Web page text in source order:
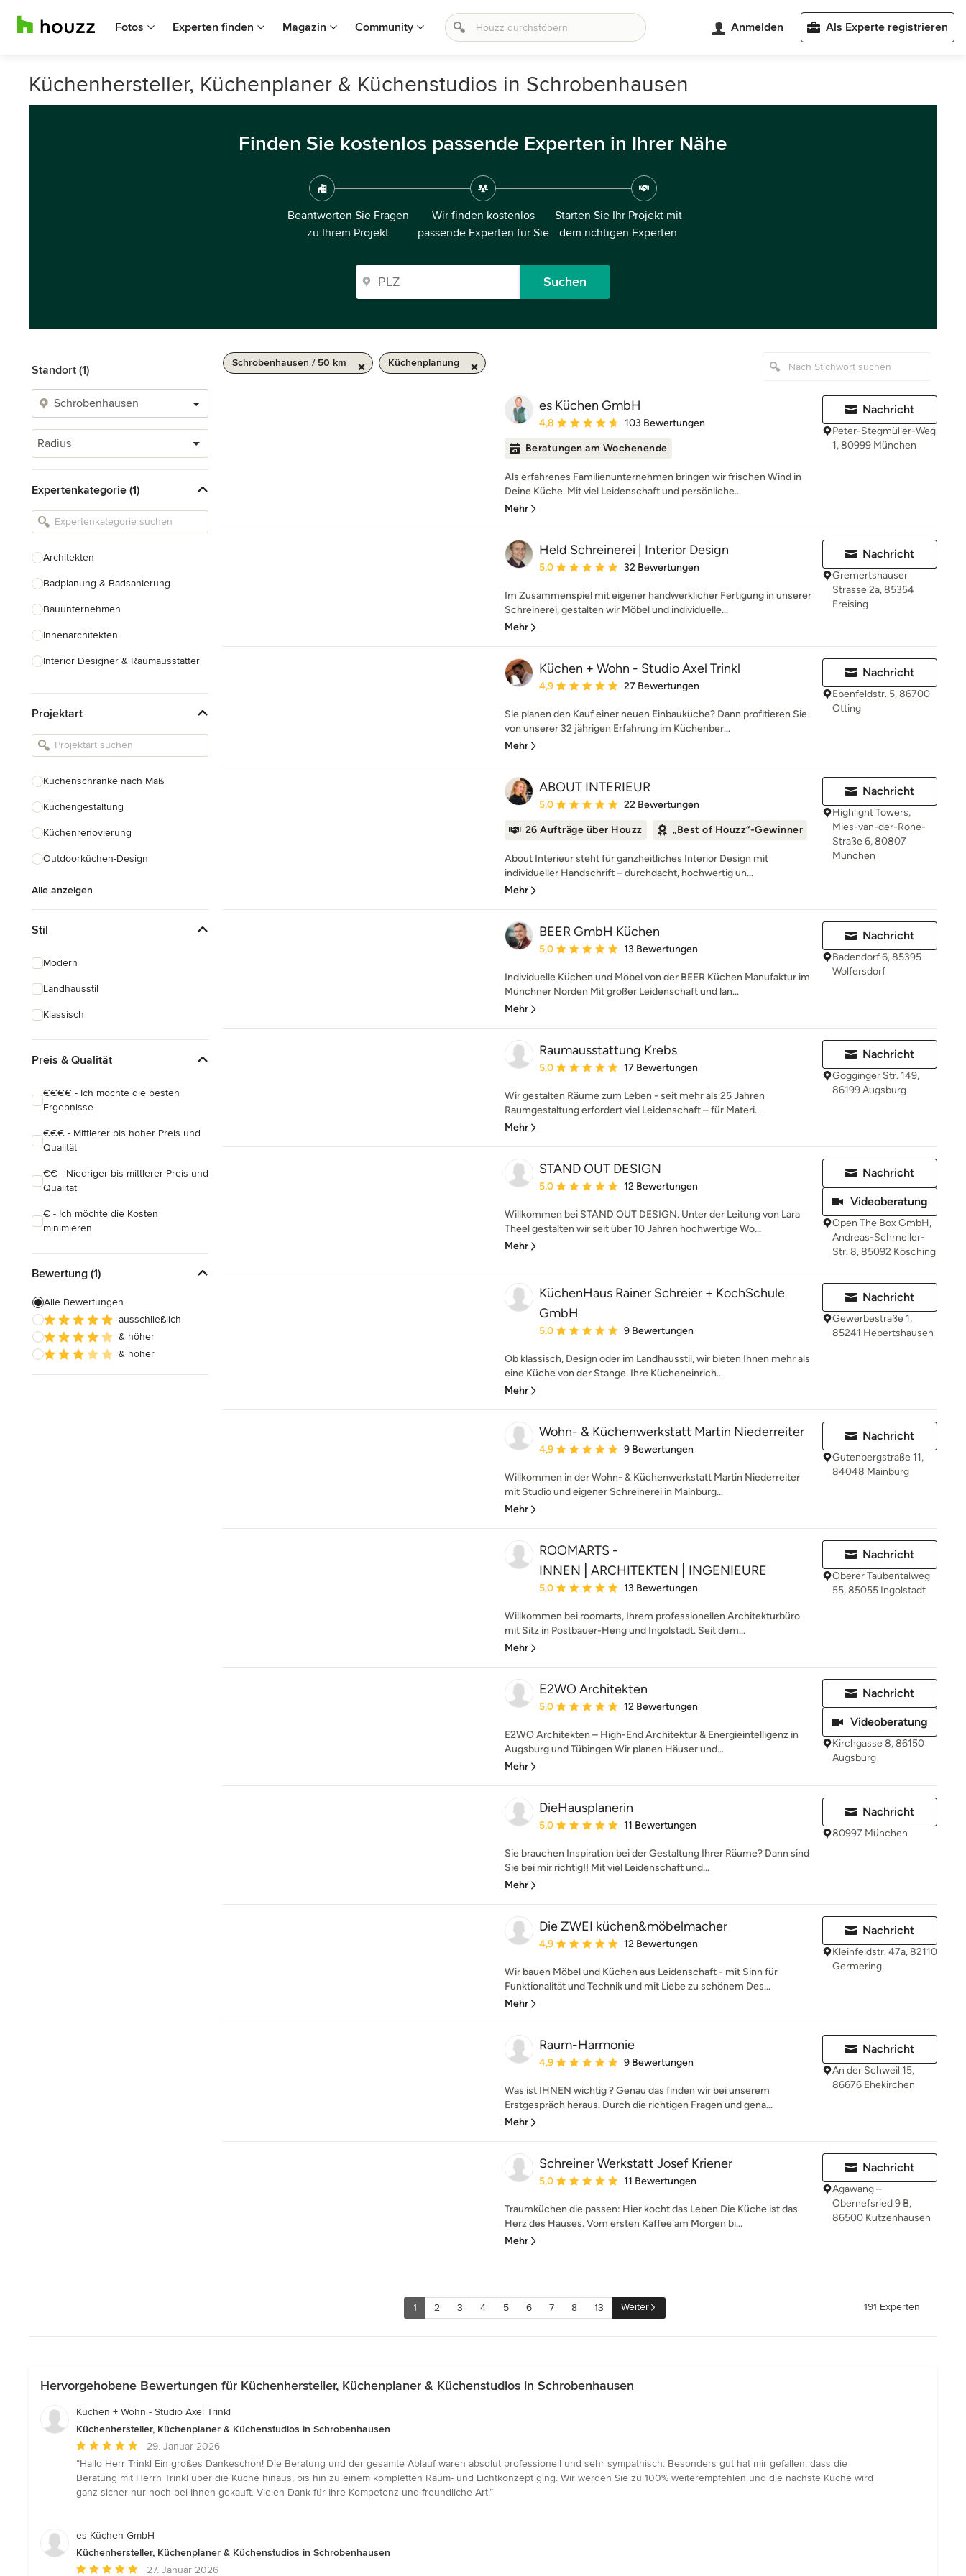
Fotos Experten finden Magazin Community Anmelden Als Experte registrieren
Küchenhersteller, Küchenplaner & Küchenstudios in Schrobenhausen
Finden Sie kostenlos passende Experten in Ihrer Nähe
Beantworten Sie Fragen
zu Ihrem Projekt
Wir finden kostenlos
passende Experten für Sie
Starten Sie Ihr Projekt mit
dem richtigen Experten
Suchen
Standort (1)
Radius
Expertenkategorie (1)
Architekten
Badplanung & Badsanierung
Bauunternehmen
Innenarchitekten
Interior Designer & Raumausstatter
Landschaftsarchitekten
Armaturen & Sanitärbedarf
Projektart
Küchenschränke nach Maß
Küchengestaltung
Küchenrenovierung
Outdoorküchen-Design
Alle anzeigen
Stil
Modern
Landhausstil
Klassisch
Preis & Qualität
€€€€ - Ich möchte die besten
Ergebnisse
€€€ - Mittlerer bis hoher Preis und
Qualität
€€ - Niedriger bis mittlerer Preis und
Qualität
€ - Ich möchte die Kosten
minimieren
Bewertung (1)
Alle Bewertungen
ausschließlich
& höher
& höher
Schrobenhausen / 50 km Küchenplanung
es Küchen GmbH
Durchschnittliche Bewertung: 4.8 von 5 Sternen
4,8 103 Bewertungen
Beratungen am Wochenende
Als erfahrenes Familienunternehmen bringen wir frischen Wind in
Deine Küche. Mit viel Leidenschaft und persönliche...
Mehr
Nachricht
Peter-Stegmüller-Weg
1, 80999 München
Held Schreinerei | Interior Design
Durchschnittliche Bewertung: 5 von 5 Sternen
5,0 32 Bewertungen
Im Zusammenspiel mit eigener handwerklicher Fertigung in unserer
Schreinerei, gestalten wir Möbel und individuelle...
Mehr
Nachricht
Gremertshauser
Strasse 2a, 85354
Freising
Küchen + Wohn - Studio Axel Trinkl
Durchschnittliche Bewertung: 4.9 von 5 Sternen
4,9 27 Bewertungen
Sie planen den Kauf einer neuen Einbauküche? Dann profitieren Sie
von unserer 32 jährigen Erfahrung im Küchenber...
Mehr
Nachricht
Ebenfeldstr. 5, 86700
Otting
ABOUT INTERIEUR
Durchschnittliche Bewertung: 5 von 5 Sternen
5,0 22 Bewertungen
26 Aufträge über Houzz „Best of Houzz“-Gewinner
About Interieur steht für ganzheitliches Interior Design mit
individueller Handschrift – durchdacht, hochwertig un...
Mehr
Nachricht
Highlight Towers,
Mies-van-der-Rohe-
Straße 6, 80807
München
BEER GmbH Küchen
Durchschnittliche Bewertung: 5 von 5 Sternen
5,0 13 Bewertungen
Individuelle Küchen und Möbel von der BEER Küchen Manufaktur im
Münchner Norden Mit großer Leidenschaft und lan...
Mehr
Nachricht
Badendorf 6, 85395
Wolfersdorf
Raumausstattung Krebs
Durchschnittliche Bewertung: 5 von 5 Sternen
5,0 17 Bewertungen
Wir gestalten Räume zum Leben - seit mehr als 25 Jahren
Raumgestaltung erfordert viel Leidenschaft – für Materi...
Mehr
Nachricht
Gögginger Str. 149,
86199 Augsburg
STAND OUT DESIGN
Durchschnittliche Bewertung: 5 von 5 Sternen
5,0 12 Bewertungen
Willkommen bei STAND OUT DESIGN. Unter der Leitung von Lara
Theel gestalten wir seit über 10 Jahren hochwertige Wo...
Mehr
Nachricht
Videoberatung
Open The Box GmbH,
Andreas-Schmeller-
Str. 8, 85092 Kösching
KüchenHaus Rainer Schreier + KochSchule
GmbH
Durchschnittliche Bewertung: 5 von 5 Sternen
5,0 9 Bewertungen
Ob klassisch, Design oder im Landhausstil, wir bieten Ihnen mehr als
eine Küche von der Stange. Ihre Kücheneinrich...
Mehr
Nachricht
Gewerbestraße 1,
85241 Hebertshausen
Wohn- & Küchenwerkstatt Martin Niederreiter
Durchschnittliche Bewertung: 4.9 von 5 Sternen
4,9 9 Bewertungen
Willkommen in der Wohn- & Küchenwerkstatt Martin Niederreiter
mit Studio und eigener Schreinerei in Mainburg...
Mehr
Nachricht
Gutenbergstraße 11,
84048 Mainburg
ROOMARTS -
INNEN⎪ARCHITEKTEN⎪INGENIEURE
Durchschnittliche Bewertung: 5 von 5 Sternen
5,0 13 Bewertungen
Willkommen bei roomarts, Ihrem professionellen Architekturbüro
mit Sitz in Postbauer-Heng und Ingolstadt. Seit dem...
Mehr
Nachricht
Oberer Taubentalweg
55, 85055 Ingolstadt
E2WO Architekten
Durchschnittliche Bewertung: 5 von 5 Sternen
5,0 12 Bewertungen
E2WO Architekten – High-End Architektur & Energieintelligenz in
Augsburg und Tübingen Wir planen Häuser und...
Mehr
Nachricht
Videoberatung
Kirchgasse 8, 86150
Augsburg
DieHausplanerin
Durchschnittliche Bewertung: 5 von 5 Sternen
5,0 11 Bewertungen
Sie brauchen Inspiration bei der Gestaltung Ihrer Räume? Dann sind
Sie bei mir richtig!! Mit viel Leidenschaft und...
Mehr
Nachricht
80997 München
Die ZWEI küchen&möbelmacher
Durchschnittliche Bewertung: 4.9 von 5 Sternen
4,9 12 Bewertungen
Wir bauen Möbel und Küchen aus Leidenschaft - mit Sinn für
Funktionalität und Technik und mit Liebe zu schönem Des...
Mehr
Nachricht
Kleinfeldstr. 47a, 82110
Germering
Raum-Harmonie
Durchschnittliche Bewertung: 4.9 von 5 Sternen
4,9 9 Bewertungen
Was ist IHNEN wichtig ? Genau das finden wir bei unserem
Erstgespräch heraus. Durch die richtigen Fragen und gena...
Mehr
Nachricht
An der Schweil 15,
86676 Ehekirchen
Schreiner Werkstatt Josef Kriener
Durchschnittliche Bewertung: 5 von 5 Sternen
5,0 11 Bewertungen
Traumküchen die passen: Hier kocht das Leben Die Küche ist das
Herz des Hauses. Vom ersten Kaffee am Morgen bi...
Mehr
Nachricht
Agawang –
Obernefsried 9 B,
86500 Kutzenhausen
1 2 3 4 5 6 7 8 13 Weiter 191 Experten
Hervorgehobene Bewertungen für Küchenhersteller, Küchenplaner & Küchenstudios in Schrobenhausen
Küchen + Wohn - Studio Axel Trinkl
Küchenhersteller, Küchenplaner & Küchenstudios in Schrobenhausen
Durchschnittliche
Bewertung:
5
von
29. Januar 2026
“Hallo Herr Trinkl Ein großes Dankeschön! Die Beratung und der gesamte Ablauf waren absolut professionell und sehr sympathisch. Besonders gut hat mir gefallen, dass die
Beratung mit Herrn Trinkl über die Küche hinaus, bis hin zu einem kompletten Raum- und Lichtkonzept ging. Wir werden Sie zu 100% weiterempfehlen und die nächste Küche wird
ganz sicher nur noch bei Ihnen gekauft. Vielen Dank für Ihre Kompetenz und freundliche Art.”
es Küchen GmbH
Küchenhersteller, Küchenplaner & Küchenstudios in Schrobenhausen
Durchschnittliche27. Januar 2026